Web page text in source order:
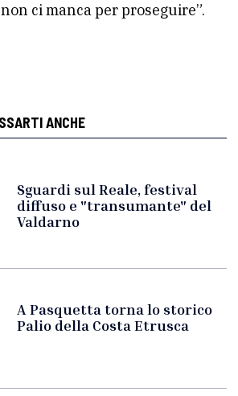
ci manca per proseguire”.
ANCHE
Sguardi sul Reale, festival
diffuso e "transumante" del
Valdarno
A Pasquetta torna lo storico
Palio della Costa Etrusca